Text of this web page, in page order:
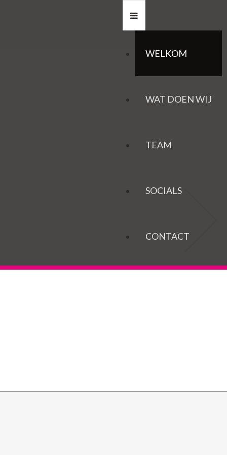
WELKOM
WAT DOEN WIJ
TEAM
SOCIALS
CONTACT